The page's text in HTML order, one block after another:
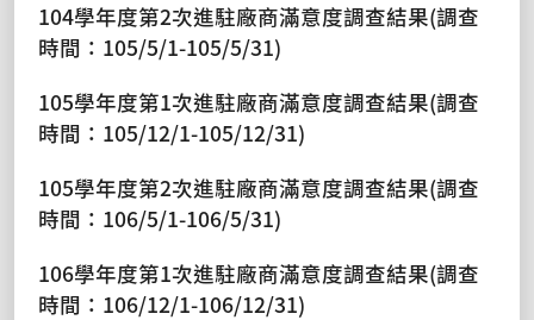
104學年度第2次進駐廠商滿意度調查結果(調查
時間：105/5/1-105/5/31)
105學年度第1次進駐廠商滿意度調查結果(調查
時間：105/12/1-105/12/31)
105學年度第2次進駐廠商滿意度調查結果(調查
時間：106/5/1-106/5/31)
106學年度第1次進駐廠商滿意度調查結果(調查
時間：106/12/1-106/12/31)